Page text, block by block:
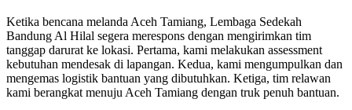
Ketika bencana melanda Aceh Tamiang, Lembaga Sedekah
Bandung Al Hilal segera merespons dengan mengirimkan tim
tanggap darurat ke lokasi. Pertama, kami melakukan assessment
kebutuhan mendesak di lapangan. Kedua, kami mengumpulkan dan
mengemas logistik bantuan yang dibutuhkan. Ketiga, tim relawan
kami berangkat menuju Aceh Tamiang dengan truk penuh bantuan.